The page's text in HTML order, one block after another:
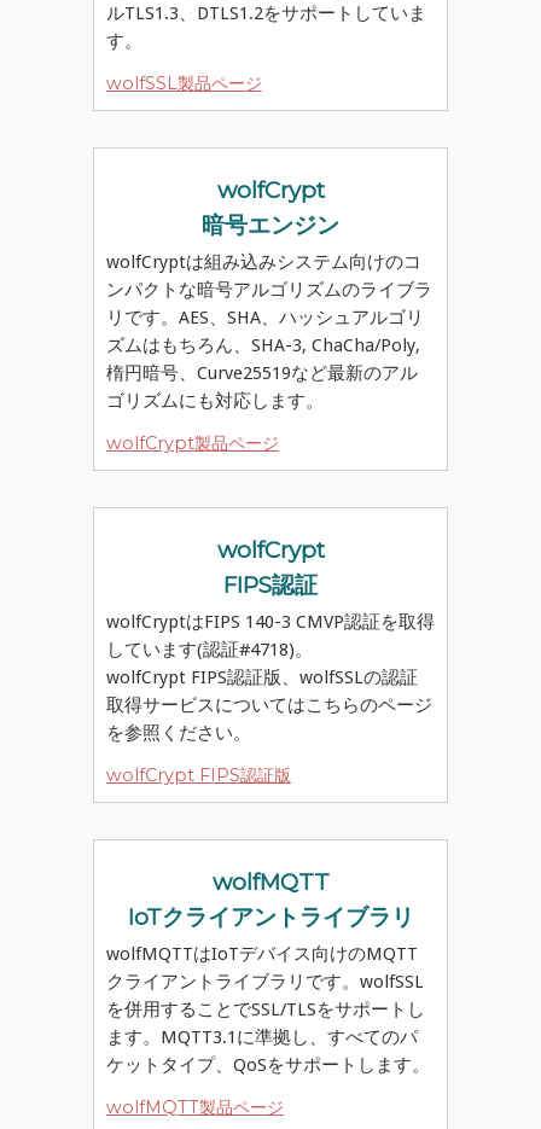
ルTLS1.3、DTLS1.2をサポートしていま
す。
wolfSSL製品ページ
wolfCrypt
暗号エンジン
wolfCryptは組み込みシステム向けのコ
ンパクトな暗号アルゴリズムのライブラ
リです。AES、SHA、ハッシュアルゴリ
ズムはもちろん、SHA-3, ChaCha/Poly,
楕円暗号、Curve25519など最新のアル
ゴリズムにも対応します。
wolfCrypt製品ページ
wolfCrypt
FIPS認証
wolfCryptはFIPS 140-3 CMVP認証を取得
しています(認証#4718)。
wolfCrypt FIPS認証版、wolfSSLの認証
取得サービスについてはこちらのページ
を参照ください。
wolfCrypt FIPS認証版
wolfMQTT
IoTクライアントライブラリ
wolfMQTTはIoTデバイス向けのMQTT
クライアントライブラリです。wolfSSL
を併用することでSSL/TLSをサポートし
ます。MQTT3.1に準拠し、すべてのパ
ケットタイプ、QoSをサポートします。
wolfMQTT製品ページ